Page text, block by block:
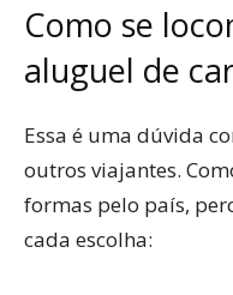
Como se
aluguel de
Essa é uma dúvida
outros viajantes.
formas pelo país,
cada escolha: